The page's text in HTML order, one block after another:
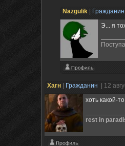
Nazgulik
Э... я
Хагн Гражданин | 12
хоть какой-
rest in